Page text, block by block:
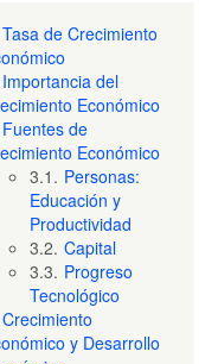
Tasa de Crecimiento
Importancia del
Económico
Fuentes de
Económico
3.1. Personas:
Educación y
Productividad
3.2. Capital
3.3. Progreso
Tecnológico
Crecimiento
y Desarrollo